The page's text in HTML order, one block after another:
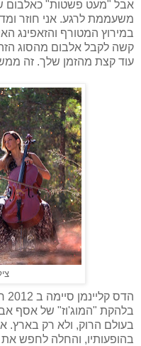
אבל "מעט פשטות" כאלבום
משעממת לרגע. אני חוזר
במירוץ המטורף והזאפינג
קשה לקבל אלבום מהסוג
עוד קצת מהזמן שלך. זה
בלהקת "המוג'וז" של אסף
בעולם הרוק, ולא רק בארץ.
בהופעותיו, והחלה לחפש